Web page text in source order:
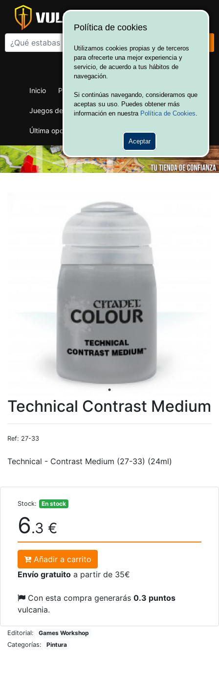
¡Bienvenido a Vulcania!
Inicio Productos Juegos de mesa
Juegos de cartas Merchandising Ofertas
Última oportunidad Wargames
Technical Contrast Medium
Ref: 27-33
Technical - Contrast Medium (27-33) (24ml)
Stock: En stock
6.3 €
Añadir a carrito
Envío gratuito a partir de 35€
Con esta compra generarás 0.3 puntos
vulcania.
Editorial:
Games Workshop
Categorías:
Pintura
Política de cookies
Utilizamos cookies propias y de terceros
para ofrecerte una mejor experiencia y
servicio, de acuerdo a tus hábitos de
navegación.
Si continúas navegando, consideramos que
aceptas su uso. Puedes obtener más
información en nuestra Política de Cookies.
Aceptar